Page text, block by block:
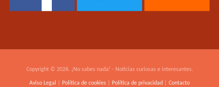
Copyright © 2026. ¡No sabes nada! - Noticias curiosas e interesantes.
Aviso Legal Política de cookies Política de privacidad Contacto